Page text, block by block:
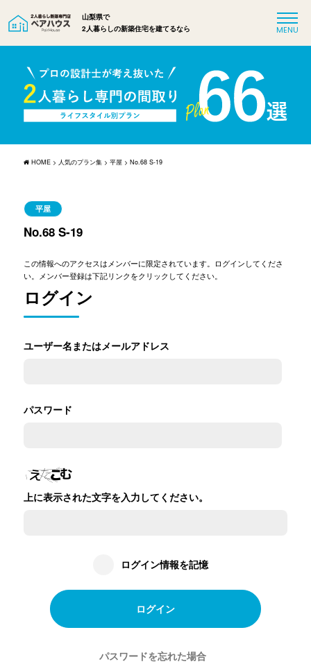
山梨県で
2人暮らしの新築住宅を建てるなら
HOME > 人気のプラン集 >平屋 >No.68 S-19
平屋
No.68 S-19
この情報へのアクセスはメンバーに限定されています。ログインしてくださ
い。メンバー登録は下記リンクをクリックしてください。
ログイン
ユーザー名またはメールアドレス
パスワード
上に表示された文字を入力してください。
ログイン情報を記憶
パスワードを忘れた場合